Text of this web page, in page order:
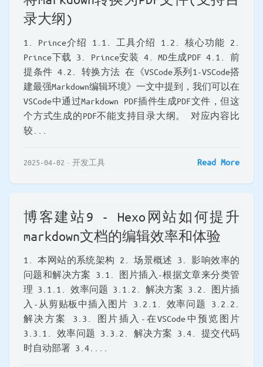
录大纲)
1. Prince介绍 1.1. 工具介绍 1.2. 核心功能 2.
Prince下载 3. Prince安装 4. MD生成PDF 4.1. 前
提条件 4.2. 转换方法 在《VSCode系列1-VSCode搭
建最强Markdown编辑环境》一文中提到，我们可以在
VSCode中通过Markdown PDF插件生成PDF文件，但这
个方式生成的PDF不能支持目录大纲。 对应内容比
较...
2025-04-02 开发工具 Read More
博客建站9 - Hexo网站如何提升
markdown文档的编辑效率和体验
1. 本网站的系统架构 2. 场景概述 3. 影响效率的
问题和解决方案 3.1. 图片插入-根据文章来分类管
理 3.1.1. 效率问题 3.1.2. 解决方案 3.2. 图片插
入-从剪贴板中插入图片 3.2.1. 效率问题 3.2.2.
解决方案 3.3. 图片插入-在VSCode中预览图片
3.3.1. 效率问题 3.3.2. 解决方案 3.4. 提交代码
时自动部署 3.4....